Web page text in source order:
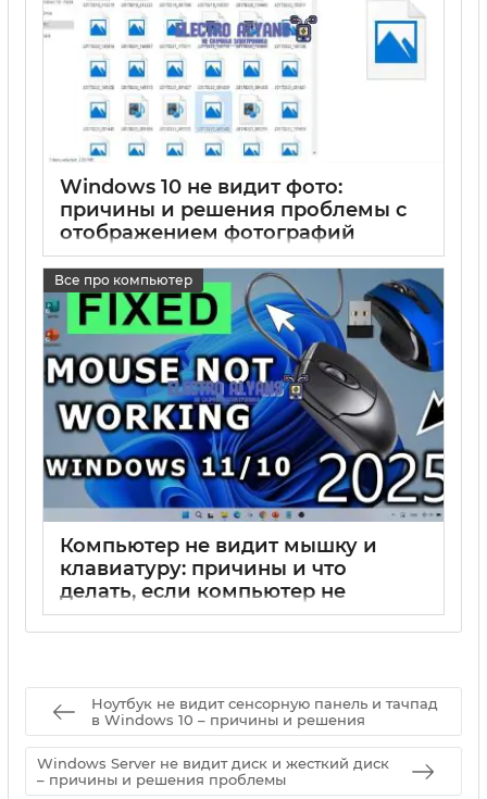
Windows 10 не видит фото:
причины и решения проблемы с
отображением фотографий
17 05 2025 0
Все про компьютер
Компьютер не видит мышку и
клавиатуру: причины и что
делать, если компьютер не
распознаёт мышь и клавиатуру
Ноутбук не видит сенсорную панель и тачпад
в Windows 10 – причины и решения
Windows Server не видит диск и жесткий диск
– причины и решения проблемы